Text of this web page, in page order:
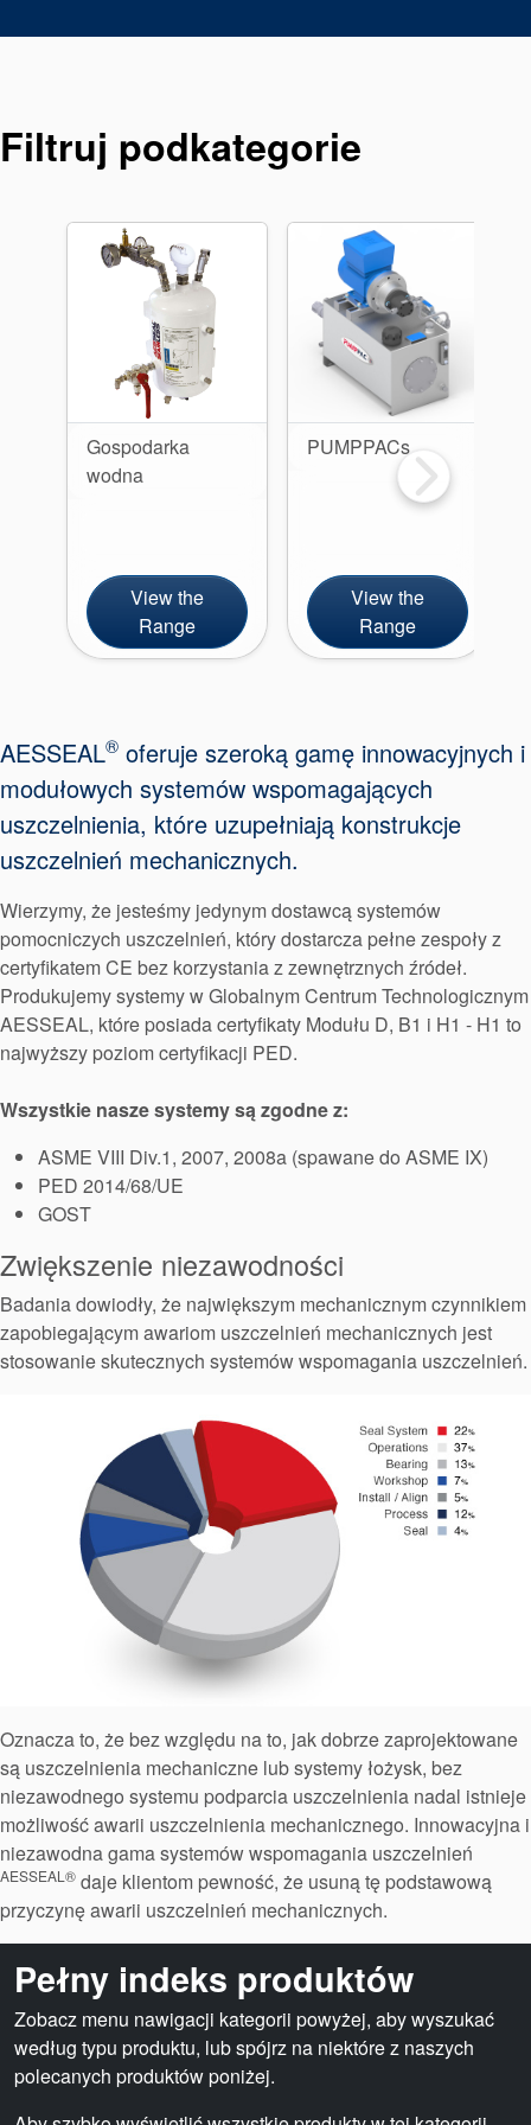
dławicowe
Systemy
wspomagające
uszczelnienia
Certyfikaty i standardy
Kontakt
Lokalizacje
Artykuły
Zrównoważonego Rozwoju
Akademia
przewodniki branżowe
Filtruj podkategorie
Gospodarka
wodna
View the
Range
PUMPPACs
View the
Range
AESSEAL® oferuje szeroką gamę innowacyjnych i
modułowych systemów wspomagających
uszczelnienia, które uzupełniają konstrukcje
uszczelnień mechanicznych.
Wierzymy, że jesteśmy jedynym dostawcą systemów
pomocniczych uszczelnień, który dostarcza pełne zespoły z
certyfikatem CE bez korzystania z zewnętrznych źródeł.
Produkujemy systemy w Globalnym Centrum Technologicznym
AESSEAL, które posiada certyfikaty Modułu D, B1 i H1 - H1 to
najwyższy poziom certyfikacji PED.
Wszystkie nasze systemy są zgodne z:
ASME VIII Div.1, 2007, 2008a (spawane do ASME IX)
PED 2014/68/UE
GOST
Zwiększenie niezawodności
Badania dowiodły, że największym mechanicznym czynnikiem
zapobiegającym awariom uszczelnień mechanicznych jest
stosowanie skutecznych systemów wspomagania uszczelnień.
Oznacza to, że bez względu na to, jak dobrze zaprojektowane
są uszczelnienia mechaniczne lub systemy łożysk, bez
niezawodnego systemu podparcia uszczelnienia nadal istnieje
możliwość awarii uszczelnienia mechanicznego. Innowacyjna i
niezawodna gama systemów wspomagania uszczelnień
AESSEAL® daje klientom pewność, że usuną tę podstawową
przyczynę awarii uszczelnień mechanicznych.
Pełny indeks produktów
Zobacz menu nawigacji kategorii powyżej, aby wyszukać
według typu produktu, lub spójrz na niektóre z naszych
polecanych produktów poniżej.